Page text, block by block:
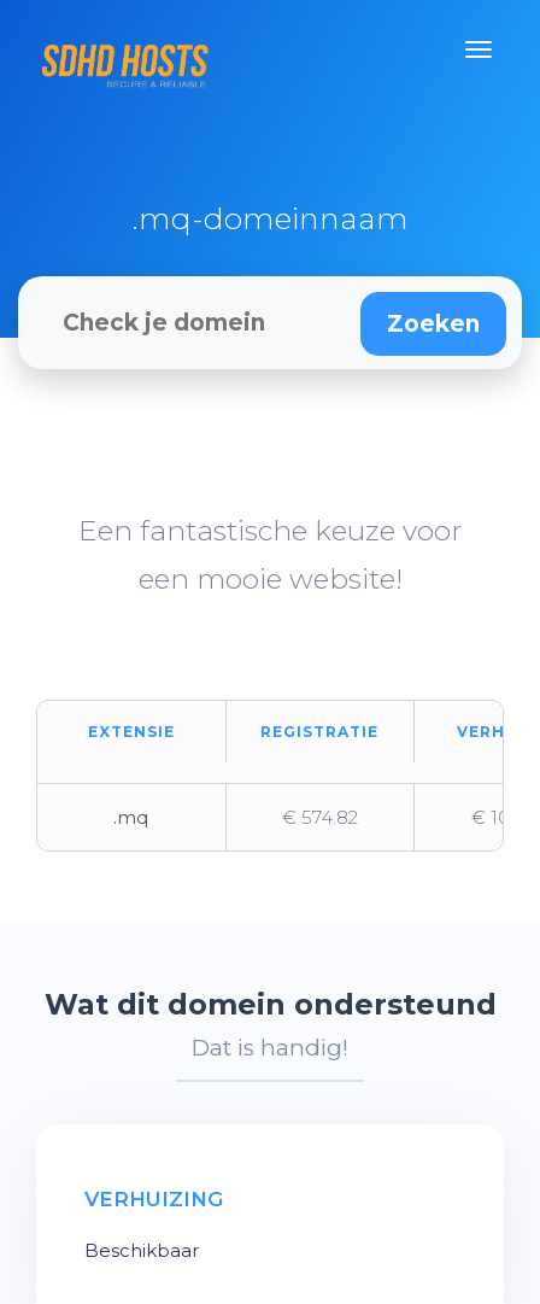
.mq-domeinnaam
Een fantastische keuze voor
een mooie website!
EXTENSIE REGISTRATIE
.mq € 574.82 €
Wat dit domein ondersteund
Dat is handig!
VERHUIZING
Beschikbaar